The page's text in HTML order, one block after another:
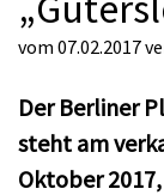
vom 07.02.2017
Der Berliner
steht am
Oktober